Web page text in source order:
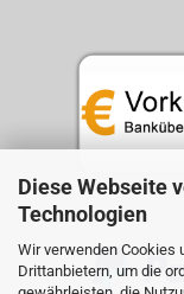
Diese Webseite
Technologien
Wir verwenden Cookies
Drittanbietern, um die